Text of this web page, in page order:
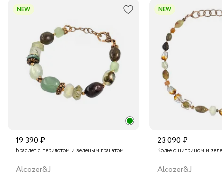
В пункт выдачи заказов Boxberry
Транспортной компанией по России
Подробнее о сроках доставки
NEW
19 390 ₽
Браслет с перидотом и зеленым гранатом
Alcozer&J
NEW
23 090 ₽
Колье с цитрином и
Alcozer&J